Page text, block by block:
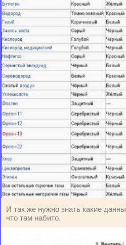
И так же нужно знать какие
что там набито.